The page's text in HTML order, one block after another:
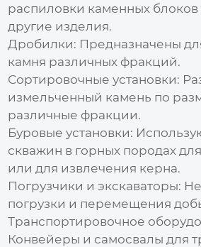
распиловки каменных блоков
другие изделия.
Дробилки: Предназначены
камня различных фракций.
Сортировочные установки:
измельченный камень по
различные фракции.
Буровые установки:
скважин в горных породах
или для извлечения керна.
Погрузчики и экскаваторы:
погрузки и перемещения
Транспортировочное
Конвейеры и самосвалы для